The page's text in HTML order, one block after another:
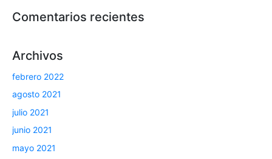
Comentarios recientes
Archivos
febrero 2022
agosto 2021
julio 2021
junio 2021
mayo 2021